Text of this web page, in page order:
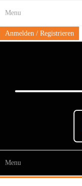
content
Menu
Anmelden / Registrieren
Menu